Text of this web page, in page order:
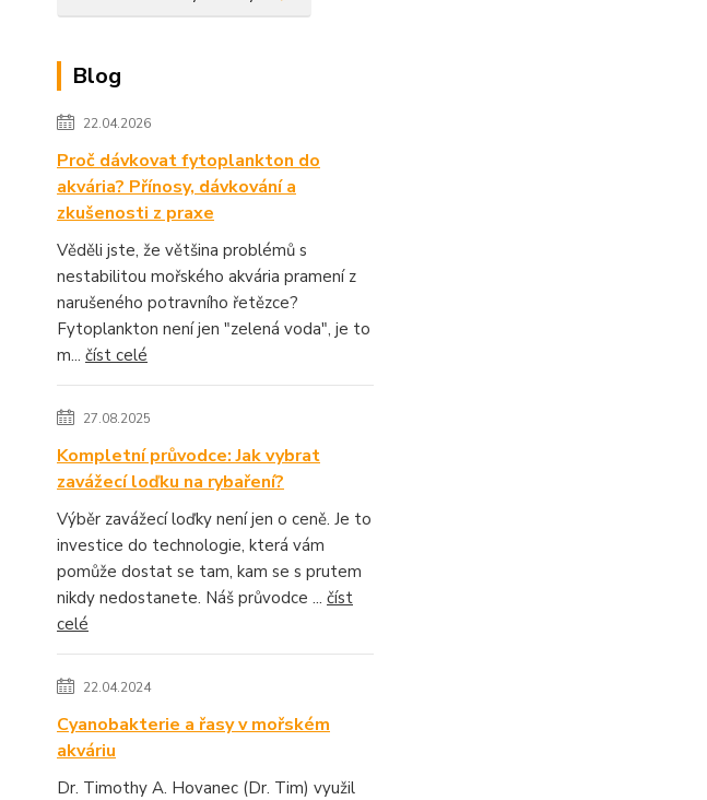
Blog
22.04.2026
Proč dávkovat fytoplankton do
akvária? Přínosy, dávkování a
zkušenosti z praxe
Věděli jste, že většina problémů s
nestabilitou mořského akvária pramení z
narušeného potravního řetězce?
Fytoplankton není jen "zelená voda", je to
m... číst celé
27.08.2025
Kompletní průvodce: Jak vybrat
zavážecí loďku na rybaření?
Výběr zavážecí loďky není jen o ceně. Je to
investice do technologie, která vám
pomůže dostat se tam, kam se s prutem
nikdy nedostanete. Náš průvodce ... číst
celé
22.04.2024
Cyanobakterie a řasy v mořském
akváriu
Dr. Timothy A. Hovanec (Dr. Tim) využil